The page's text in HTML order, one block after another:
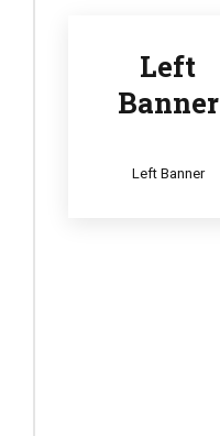
Left
Banner
Left Banner